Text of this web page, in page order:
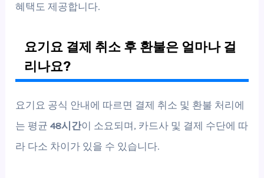
혜택도 제공합니다.
요기요 결제 취소 후 환불은 얼마나 걸
리나요?
요기요 공식 안내에 따르면 결제 취소 및 환불 처리에
는 평균48시간이 소요되며, 카드사 및 결제 수단에 따
라 다소 차이가 있을 수 있습니다.